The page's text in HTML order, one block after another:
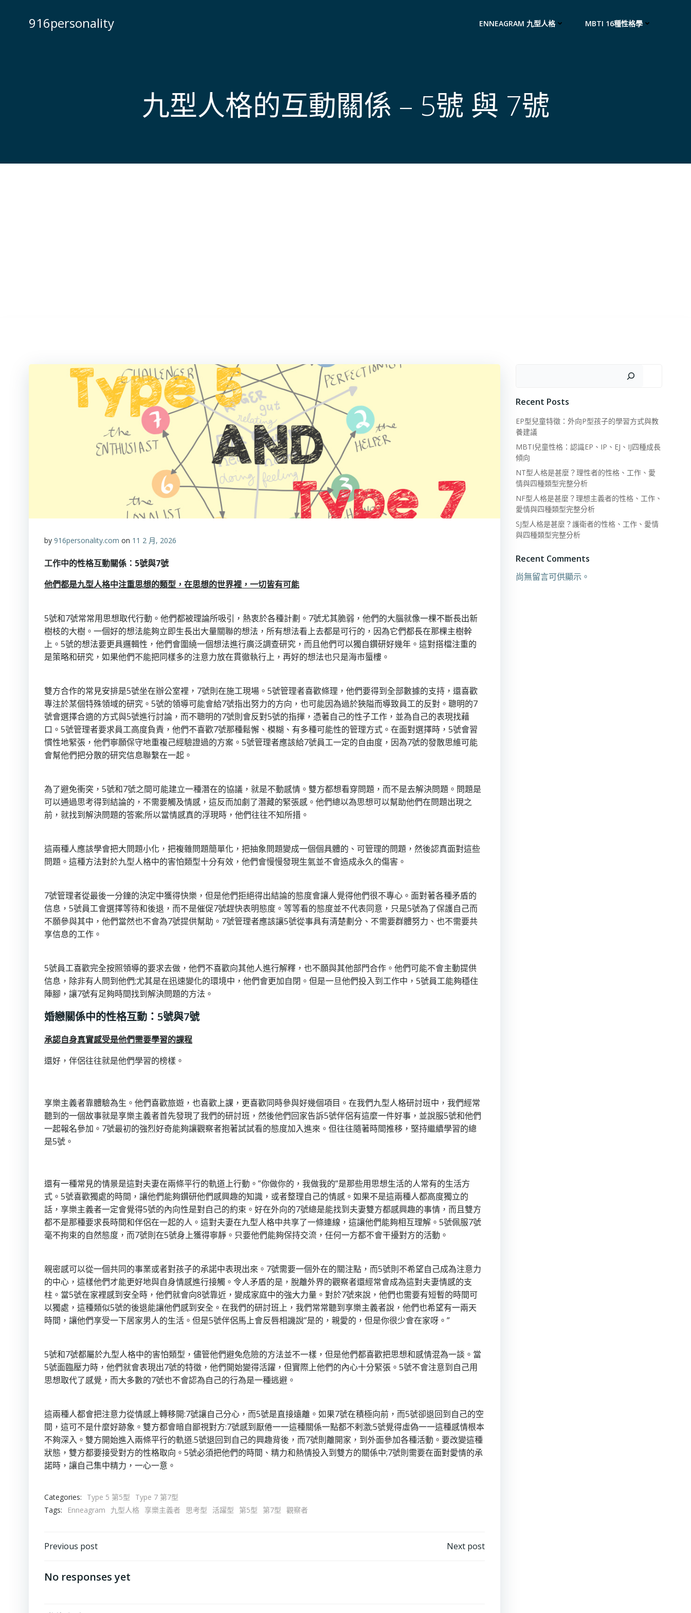
916personality ENNEAGRAM 九型人格 MBTI 16種性格學
九型人格的互動關係 – 5號 與 7號
by 916personality.com on 11 2 月, 2026
工作中的性格互動關係： 5號與7號
他們都是九型人格中注重思想的類型，在思想的世界裡，一切皆有可能
5號和7號常常用思想取代行動。他們都被理論所吸引，熱衷於各種計劃。7號尤其脆弱，他們的大腦就像一棵不斷長出新
樹枝的大樹。一個好的想法能夠立即生長出大量關聯的想法，所有想法看上去都是可行的，因為它們都長在那棵主樹幹
上。5號的想法要更具邏輯性，他們會圍繞一個想法進行廣泛調查研究，而且他們可以獨自鑽研好幾年。這對搭檔注重的
是策略和研究，如果他們不能把同樣多的注意力放在貫徹執行上，再好的想法也只是海市蜃樓。
雙方合作的常見安排是5號坐在辦公室裡，7號則在施工現場。5號管理者喜歡條理，他們要得到全部數據的支持，還喜歡
專注於某個特殊領域的研究。5號的領導可能會給7號指出努力的方向，也可能因為過於狹隘而導致員工的反對。聰明的7
號會選擇合適的方式與5號進行討論，而不聰明的7號則會反對5號的指揮，憑著自己的性子工作，並為自己的表現找藉
口。5號管理者要求員工高度負責，他們不喜歡7號那種鬆懈、模糊、有多種可能性的管理方式。在面對選擇時，5號會習
慣性地緊張，他們寧願保守地重複己經驗證過的方案。5號管理者應該給7號員工一定的自由度，因為7號的發散思維可能
會幫他們把分散的研究信息聯繫在一起。
為了避免衝突，5號和7號之間可能建立一種潛在的協議，就是不動感情。雙方都想看穿問題，而不是去解決問題。問題是
可以通過思考得到結論的，不需要觸及情感，這反而加劇了潛藏的緊張感。他們總以為思想可以幫助他們在問題出現之
前，就找到解決問題的答案;所以當情感真的浮現時，他們往往不知所措。
這兩種人應該學會把大問題小化，把複雜問題簡單化，把抽象問題變成一個個具體的、可管理的問題，然後認真面對這些
問題。這種方法對於九型人格中的害怕類型十分有效，他們會慢慢發現生氣並不會造成永久的傷害。
7號管理者從最後一分鐘的決定中獲得快樂，但是他們拒絕得出結論的態度會讓人覺得他們很不專心。面對著各種矛盾的
信息，5號員工會選擇等待和後退，而不是催促7號趕快表明態度。等等看的態度並不代表同意，只是5號為了保護自己而
不願參與其中，他們當然也不會為7號提供幫助。7號管理者應該讓5號從事具有清楚劃分、不需要群體努力、也不需要共
享信息的工作。
5號員工喜歡完全按照領導的要求去做，他們不喜歡向其他人進行解釋，也不願與其他部門合作。他們可能不會主動提供
信息，除非有人問到他們;尤其是在迅速變化的環境中，他們會更加自閉。但是一旦他們投入到工作中，5號員工能夠穩住
陣腳，讓7號有足夠時間找到解決問題的方法。
婚戀關係中的性格互動：5號與7號
承認自身真實感受是他們需要學習的課程
還好，伴侶往往就是他們學習的榜樣。
享樂主義者靠體驗為生。他們喜歡旅遊，也喜歡上課，更喜歡同時參與好幾個項目。在我們九型人格研討班中，我們經常
聽到的一個故事就是享樂主義者首先發現了我們的研討班，然後他們回家告訴5號伴侶有這麼一件好事，並說服5號和他們
一起報名參加。7號最初的強烈好奇能夠讓觀察者抱著試試看的態度加入進來。但往往隨著時間推移，堅持繼續學習的總
是5號。
還有一種常見的情景是這對夫妻在兩條平行的軌道上行動。”你做你的，我做我的”是那些用思想生活的人常有的生活方
式。5號喜歡獨處的時間，讓他們能夠鑽研他們感興趣的知識，或者整理自己的情感。如果不是這兩種人都高度獨立的
話，享樂主義者一定會覺得5號的內向性是對自己的約束。好在外向的7號總是能找到夫妻雙方都感興趣的事情，而且雙方
都不是那種要求長時間和伴侶在一起的人。這對夫妻在九型人格中共享了一條連線，這讓他們能夠相互理解。5號佩服7號
毫不拘束的自然態度，而7號則在5號身上獲得寧靜。只要他們能夠保持交流，任何一方都不會干擾對方的活動。
親密感可以從一個共同的事業或者對孩子的承諾中表現出來。7號需要一個外在的關注點，而5號則不希望自己成為注意力
的中心，這樣他們才能更好地與自身情感進行接觸。令人矛盾的是，脫離外界的觀察者還經常會成為這對夫妻情感的支
柱。當5號在家裡感到安全時，他們就會向8號靠近，變成家庭中的強大力量。對於7號來說，他們也需要有短暫的時間可
以獨處，這種類似5號的後退能讓他們感到安全。在我們的研討班上，我們常常聽到享樂主義者說，他們也希望有一兩天
時間，讓他們享受一下居家男人的生活。但是5號伴侶馬上會反唇相譏說”是的，親愛的，但是你很少會在家呀。”
5號和7號都屬於九型人格中的害怕類型，儘管他們避免危險的方法並不一樣，但是他們都喜歡把思想和感情混為一談。當
5號面臨壓力時，他們就會表現出7號的特徵，他們開始變得活躍，但實際上他們的內心十分緊張。5號不會注意到自己用
思想取代了感覺，而大多數的7號也不會認為自己的行為是一種逃避。
這兩種人都會把注意力從情感上轉移開:7號讓自己分心，而5號是直接遠離。如果7號在積極向前，而5號卻退回到自己的空
間，這可不是什麼好跡象。雙方都會暗自鄙視對方:7號感到厭倦一一這種關係一點都不剌激;5號覺得虛偽一一這種感情根本
不夠深入。雙方開始進入兩條平行的軌道.5號退回到自己的興趣背後，而7號則離開家，到外面參加各種活動。要改變這種
狀態，雙方都要接受對方的性格取向。5號必須把他們的時間、精力和熱情投入到雙方的關係中;7號則需要在面對愛情的承
諾時，讓自己集中精力，一心一意。
Categories: Type 5 第5型
Type 7 第7型
Tags:
Enneagram 九型人格 享樂主義者 思考型 活躍型 第5型 第7型 觀察者
Post
navigation
Previous post Next post
No responses yet
Recent Posts
EP型兒童特徵：外向P型孩子的學習方式與教
養建議
MBTI兒童性格：認識EP、IP、EJ、IJ四種成長
傾向
NT型人格是甚麼？理性者的性格、工作、愛
情與四種類型完整分析
NF型人格是甚麼？理想主義者的性格、工作、
愛情與四種類型完整分析
SJ型人格是甚麼？護衛者的性格、工作、愛情
與四種類型完整分析
Recent Comments
尚無留言可供顯示。